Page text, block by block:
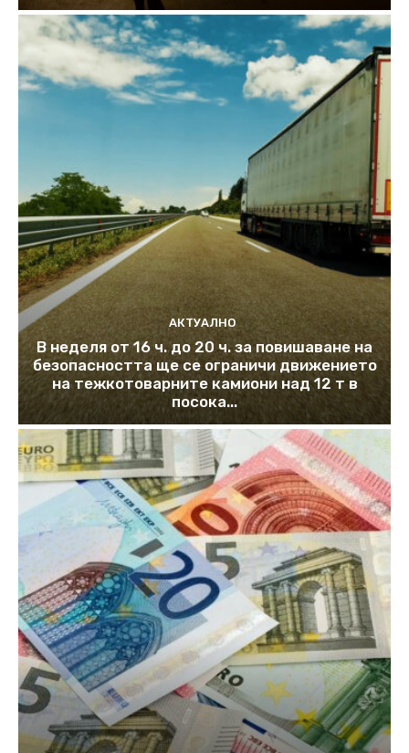
АКТУАЛНО
В неделя от 16 ч. до 20 ч. за повишаване на
безопасността ще се ограничи движението
на тежкотоварните камиони над 12 т в
посока...